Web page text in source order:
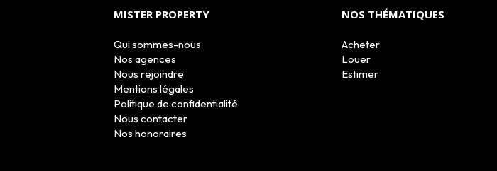
MISTER PROPERTY
Qui sommes-nous
Nos agences
Nous rejoindre
Mentions légales
Politique de confidentialité
Nous contacter
Nos honoraires
NOS THÉMATIQUES
Acheter
Louer
Estimer